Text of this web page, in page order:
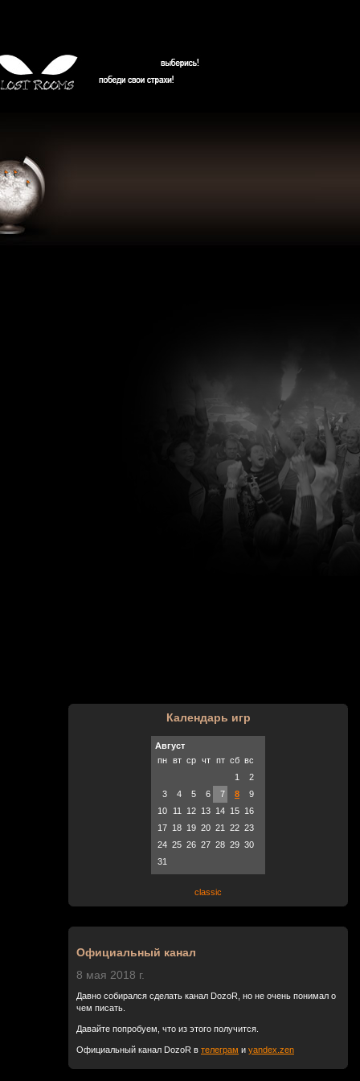
Календарь игр
Август
пн вт ср чт пт сб вс
1
2
3
4 5 6 7 8
9
10
11 12 13 14 15 16
17 18 19 20 21 22 23
24 25 26 27 28 29 30
31
classic
Официальный канал
8 мая 2018 г.
Давно собирался сделать канал DozoR, но не очень понимал о
чем писать.
Давайте попробуем, что из этого получится.
Официальный канал DozoR в телеграм и yandex.zen